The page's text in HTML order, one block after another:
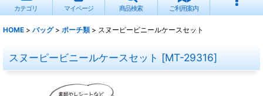
カテゴリ マイページ 商品検索 ご利用案内
HOME > バッグ > ポーチ類 > スヌーピービニールケースセット
スヌーピービニールケースセット [MT-29316]